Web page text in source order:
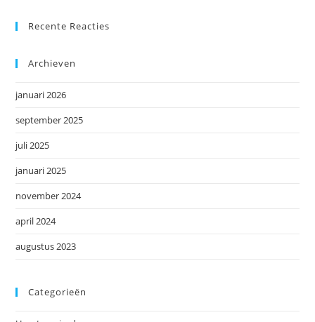
Recente Reacties
Archieven
januari 2026
september 2025
juli 2025
januari 2025
november 2024
april 2024
augustus 2023
Categorieën